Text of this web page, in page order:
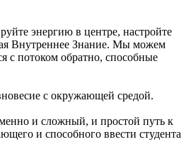
энергию в центре, настройте
Внутреннее Знание. Мы можем
с потоком обратно, способные
с окружающей средой.
и сложный, и простой путь к
и способного ввести студента